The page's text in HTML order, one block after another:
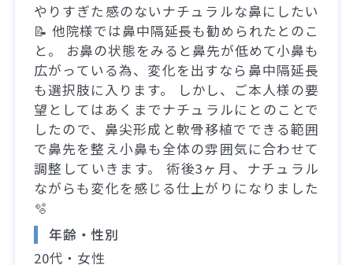
やりすぎた感のないナチュラルな鼻にしたい
📝 他院様では鼻中隔延長も勧められたとのこ
と。 お鼻の状態をみると鼻先が低めて小鼻も
広がっている為、変化を出すなら鼻中隔延長
も選択肢に入ります。 しかし、ご本人様の要
望としてはあくまでナチュラルにとのことで
したので、鼻尖形成と軟骨移植でできる範囲
で鼻先を整え小鼻も全体の雰囲気に合わせて
調整していきます。 術後3ヶ月、ナチュラル
ながらも変化を感じる仕上がりになりました
🫧
年齢・性別
20代・女性